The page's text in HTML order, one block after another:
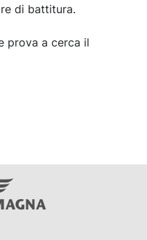
di battitura.
prova a cerca il